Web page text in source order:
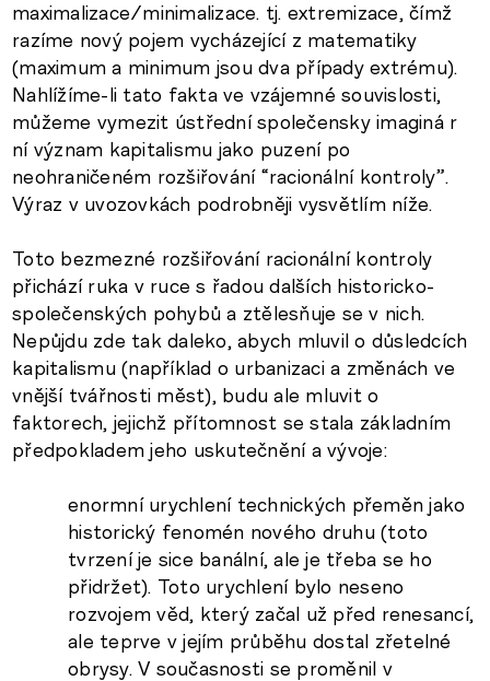
maximalizace/minimalizace. tj. extremizace, čímž
razíme nový pojem vycházející z matematiky
(maximum a minimum jsou dva případy extrému).
Nahlížíme-li tato fakta ve vzájemné souvislosti,
můžeme vymezit ústřední společensky imaginá r
ní význam kapitalismu jako puzení po
neohraničeném rozšiřování “racionální kontroly”.
Výraz v uvozovkách podrobněji vysvětlím níže.
Toto bezmezné rozšiřování racionální kontroly
přichází ruka v ruce s řadou dalších historicko-
společenských pohybů a ztělesňuje se v nich.
Nepůjdu zde tak daleko, abych mluvil o důsledcích
kapitalismu (například o urbanizaci a změnách ve
vnější tvářnosti měst), budu ale mluvit o
faktorech, jejichž přítomnost se stala základním
předpokladem jeho uskutečnění a vývoje:
enormní urychlení technických přeměn jako
historický fenomén nového druhu (toto
tvrzení je sice banální, ale je třeba se ho
přidržet). Toto urychlení bylo neseno
rozvojem věd, který začal už před renesancí,
ale teprve v jejím průběhu dostal zřetelné
obrysy. V současnosti se proměnil v